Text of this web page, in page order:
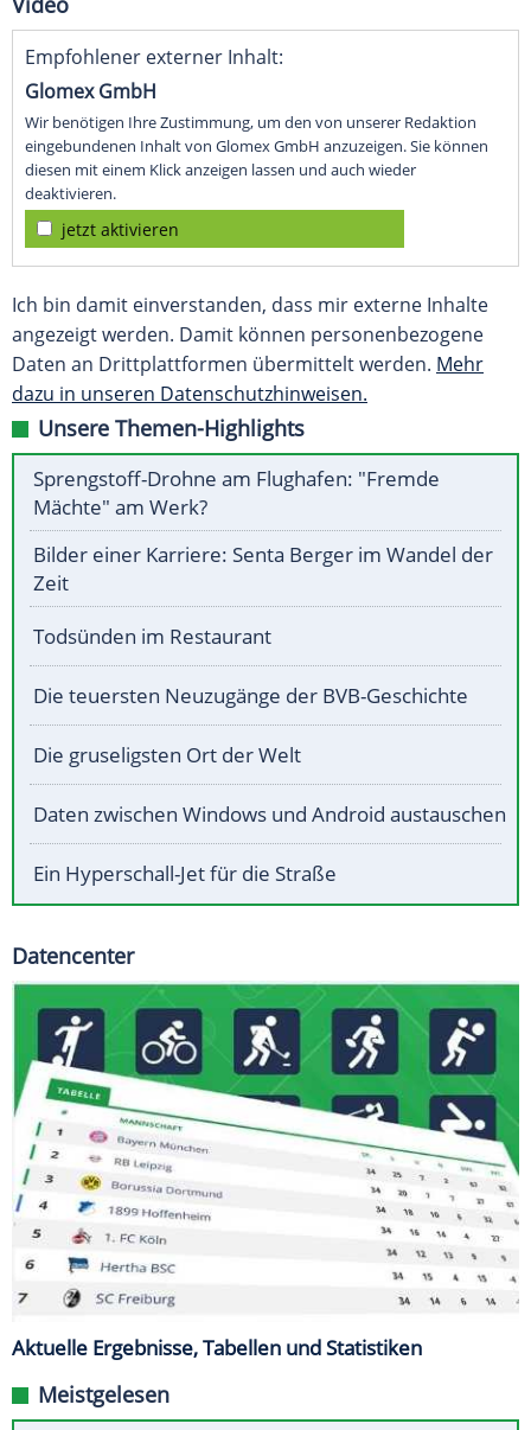
Empfohlener externer Inhalt:
Glomex GmbH
Wir benötigen Ihre Zustimmung, um den von unserer Redaktion
eingebundenen Inhalt von Glomex GmbH anzuzeigen. Sie können
diesen mit einem Klick anzeigen lassen und auch wieder
deaktivieren.
jetzt aktivieren
Ich bin damit einverstanden, dass mir externe Inhalte
angezeigt werden. Damit können personenbezogene
Daten an Drittplattformen übermittelt werden. Mehr
dazu in unseren Datenschutzhinweisen.
Unsere Themen-Highlights
Sprengstoff-Drohne am Flughafen: "Fremde
Mächte" am Werk?
Bilder einer Karriere: Senta Berger im Wandel der
Zeit
Todsünden im Restaurant
Die teuersten Neuzugänge der BVB-Geschichte
Die gruseligsten Ort der Welt
Daten zwischen Windows und Android austauschen
Ein Hyperschall-Jet für die Straße
Datencenter
Aktuelle Ergebnisse, Tabellen und Statistiken
Meistgelesen